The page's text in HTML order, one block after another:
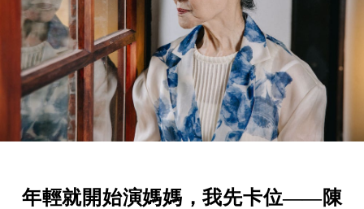
年輕就開始演媽媽，我先卡位——陳